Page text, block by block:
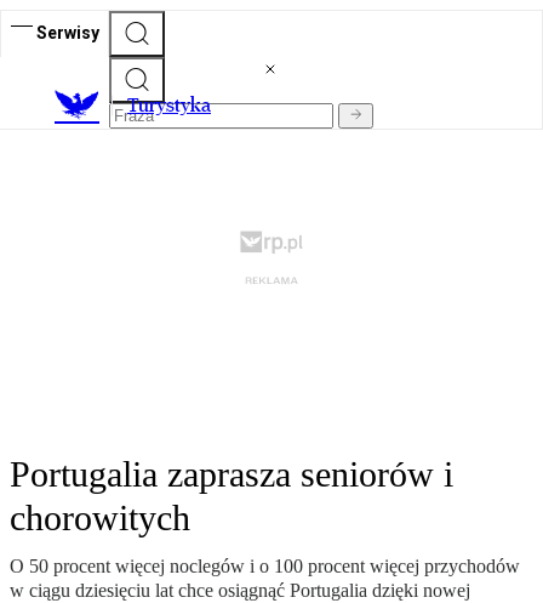
Serwisy
Turystyka
Portugalia zaprasza seniorów i
chorowitych
O 50 procent więcej noclegów i o 100 procent więcej przychodów
w ciągu dziesięciu lat chce osiągnąć Portugalia dzięki nowej